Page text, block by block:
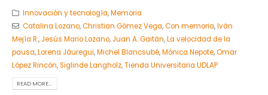
Innovación y tecnología,Memoria
Catalina Lozano,Christian Gómez Vega,Con memoria,Iván
Mejía R., Jesús Mario Lozano, Juan A. Gaitán,La velocidad de la
pausa,Lorena Jáuregui,Michel Blancsubé,Mónica Nepote,Omar
López Rincón,Siglinde Langholz,Tienda Universitaria UDLAP
READ MORE...